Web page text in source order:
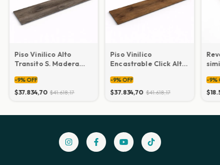
Piso Vinilico Alto
Transito S. Madera
mm
-9% OFF
$37.834,70 $41.618,17
Piso Vinilico
Encastrable Click Alto
SPC 5.5 mm 1220x180
mm
-9% OFF
$37.834,70 $41.618,17
-9%